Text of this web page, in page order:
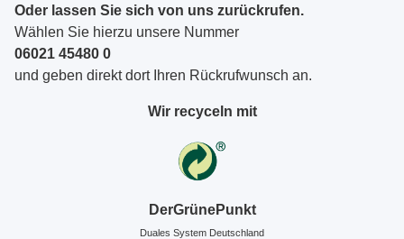
Oder lassen Sie sich von uns zurückrufen.
Wählen Sie hierzu unsere Nummer
06021 45480 0
und geben direkt dort Ihren Rückrufwunsch an.
Wir recyceln mit
DerGrünePunkt
Duales System Deutschland